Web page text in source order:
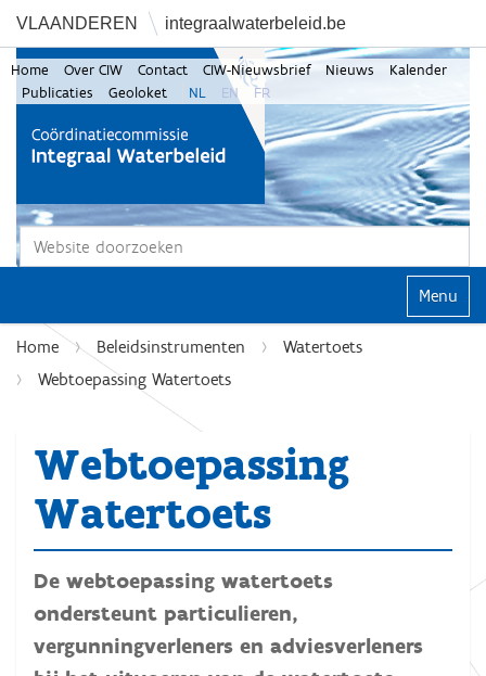
VLAANDEREN integraalwaterbeleid.be
Zoek
Home Over CIW Contact CIW-Nieuwsbrief Nieuws
Kalender
Publicaties
Geoloket NL EN FR
Klap
Home Beleidsinstrumenten
Watertoets
Webtoepassing Watertoets
Webtoepassing
Watertoets
De webtoepassing watertoets
ondersteunt particulieren,
vergunningverleners en adviesverleners